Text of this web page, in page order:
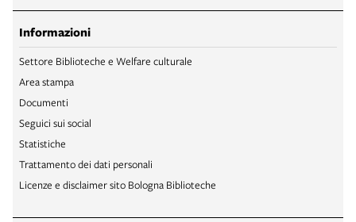
Informazioni
Settore Biblioteche e Welfare culturale
Area stampa
Documenti
Seguici sui social
Statistiche
Trattamento dei dati personali
Licenze e disclaimer sito Bologna Biblioteche